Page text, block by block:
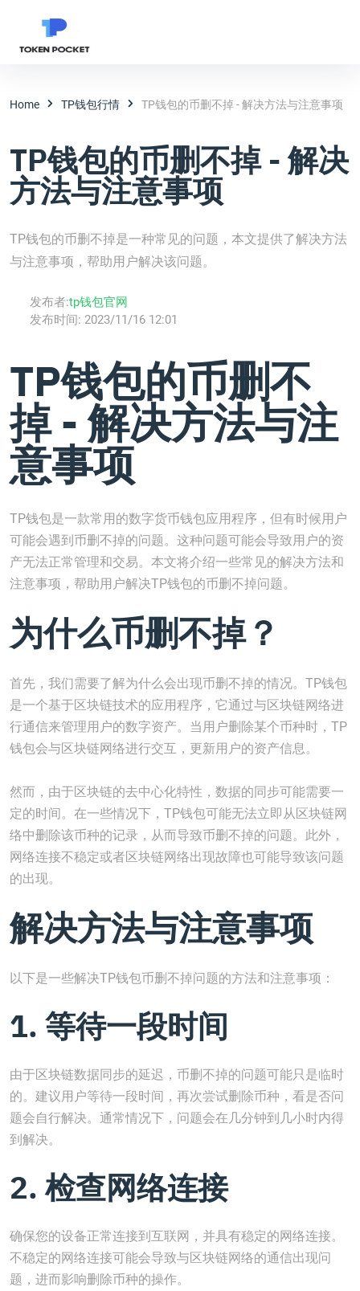
Home TP钱包行情 TP钱包的币删不掉 - 解决方法与注意事项
TP钱包的币删不掉 - 解决
方法与注意事项
TP钱包的币删不掉是一种常见的问题，本文提供了解决方法
与注意事项，帮助用户解决该问题。
发布者:tp钱包官网
发布时间: 2023/11/16 12:01
TP钱包的币删不
掉 - 解决方法与注
意事项
TP钱包是一款常用的数字货币钱包应用程序，但有时候用户
可能会遇到币删不掉的问题。这种问题可能会导致用户的资
产无法正常管理和交易。本文将介绍一些常见的解决方法和
注意事项，帮助用户解决TP钱包的币删不掉问题。
为什么币删不掉？
首先，我们需要了解为什么会出现币删不掉的情况。TP钱包
是一个基于区块链技术的应用程序，它通过与区块链网络进
行通信来管理用户的数字资产。当用户删除某个币种时，TP
钱包会与区块链网络进行交互，更新用户的资产信息。
然而，由于区块链的去中心化特性，数据的同步可能需要一
定的时间。在一些情况下，TP钱包可能无法立即从区块链网
络中删除该币种的记录，从而导致币删不掉的问题。此外，
网络连接不稳定或者区块链网络出现故障也可能导致该问题
的出现。
解决方法与注意事项
以下是一些解决TP钱包币删不掉问题的方法和注意事项：
1. 等待一段时间
由于区块链数据同步的延迟，币删不掉的问题可能只是临时
的。建议用户等待一段时间，再次尝试删除币种，看是否问
题会自行解决。通常情况下，问题会在几分钟到几小时内得
到解决。
2. 检查网络连接
确保您的设备正常连接到互联网，并具有稳定的网络连接。
不稳定的网络连接可能会导致与区块链网络的通信出现问
题，进而影响删除币种的操作。